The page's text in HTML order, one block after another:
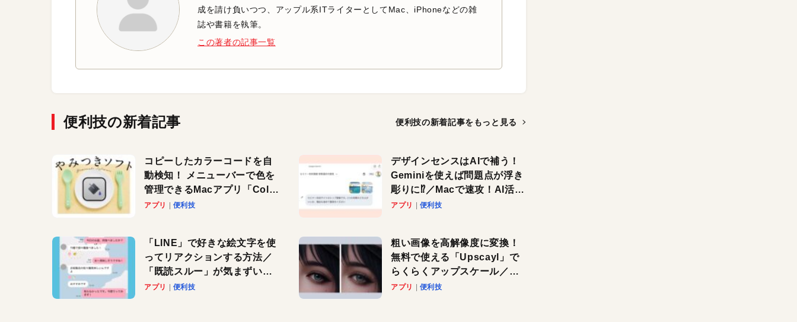
成を請け負いつつ、アップル系ITライターとしてMac、iPhoneなどの雑
誌や書籍を執筆。
この著者の記事一覧
便利技の新着記事 便利技の新着記事をもっと見る
コピーしたカラーコードを自
動検知！ メニューバーで色を
管理できるMacアプリ「Color
Copy Bucket」
アプリ 便利技
デザインセンスはAIで補う！
Geminiを使えば問題点が浮き
彫りに⁉︎／Macで速攻！AI活用
テク
アプリ 便利技
「LINE」で好きな絵文字を使
ってリアクションする方法／
「既読スルー」が気まずいと
きに便利です！
アプリ 便利技
粗い画像を高解像度に変換！
無料で使える「Upscayl」で
らくらくアップスケール／
Macで速攻！AI活用テク
アプリ 便利技